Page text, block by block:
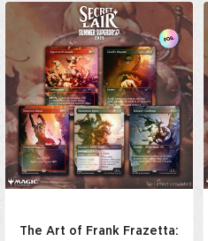
The Art of Frank Frazetta: